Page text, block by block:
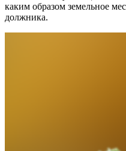
каким образом земельное
должника.